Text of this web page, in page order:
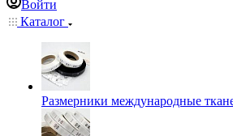
Войти
Каталог
Размерники международные